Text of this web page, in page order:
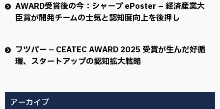
AWARD受賞後の今：シャープ ePoster – 経済産業大
臣賞が開発チームの士気と認知度向上を後押し
フツパー – CEATEC AWARD 2025 受賞が生んだ好循
環、スタートアップの認知拡大戦略
アーカイブ